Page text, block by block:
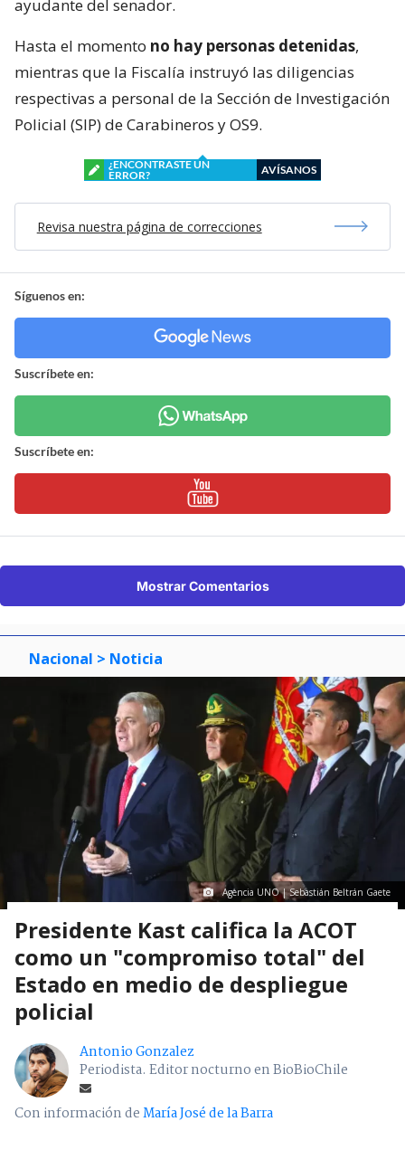
ayudante del senador.
Hasta el momento no hay personas detenidas,
mientras que la Fiscalía instruyó las diligencias
respectivas a personal de la Sección de Investigación
Policial (SIP) de Carabineros y OS9.
¿ENCONTRASTE UN
ERROR?
AVÍSANOS
Revisa nuestra página de correcciones
Síguenos en:
Suscríbete en:
Suscríbete en:
Mostrar Comentarios
Nacional > Noticia
Agencia UNO | Sebastián Beltrán Gaete
Presidente Kast califica la ACOT
como un "compromiso total" del
Estado en medio de despliegue
policial
Antonio Gonzalez
Periodista. Editor nocturno en BioBioChile
Con información deMaría José de la Barra